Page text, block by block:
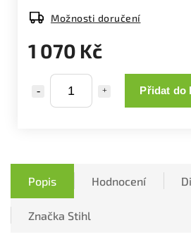
1 070 Kč
Přidat do
Možnosti doručení
Popis Hodnocení
Značka Stihl